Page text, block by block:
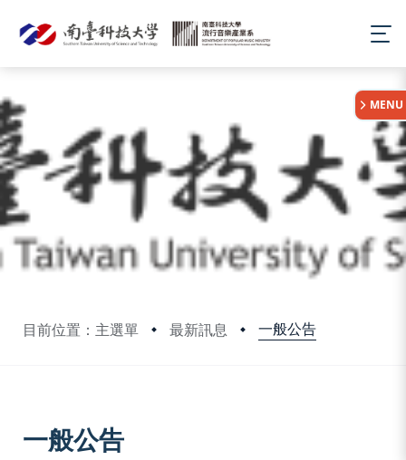
目前位置：主選單 最新訊息 一般公告
MENU
一般公告